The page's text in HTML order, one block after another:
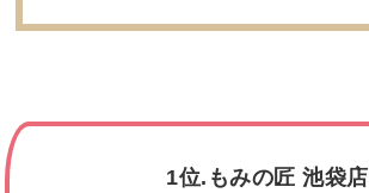
1位.もみの匠 池袋店